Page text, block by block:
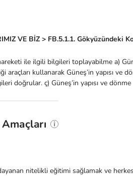
VE BİZ > FB.5.1.1. Gökyüzündeki
ile ilgili bilgileri toplayabilme a)
araçları kullanarak Güneş’in yapısı ve
doğrular. ç) Güneş’in yapısı ve
nitelikli eğitimi sağlamak ve